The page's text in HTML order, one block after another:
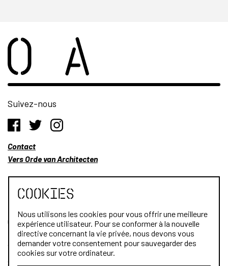
Suivez-nous
Contact
Vers Orde van Architecten
Qui sommes-nous?
Architectes
Stagiaires
Cookies
Nous utilisons les cookies pour vous offrir une meilleure
expérience utilisateur. Pour se conformer à la nouvelle
directive concernant la vie privée, nous devons vous
demander votre consentement pour sauvegarder des
cookies sur votre ordinateur.